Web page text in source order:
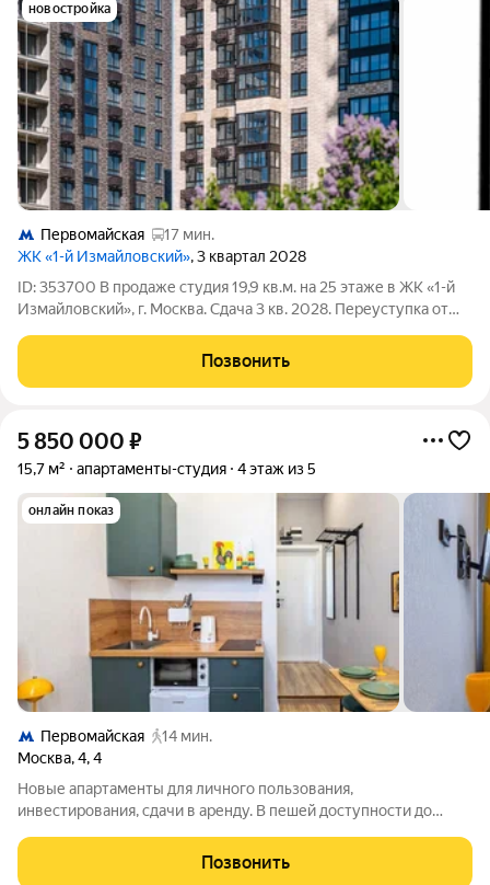
новостройка
Первомайская
17 мин.
ЖК «1-й Измайловский», 3 квартал 2028
ID: 353700 В продаже студия 19,9 кв.м. на 25 этаже в ЖК «1-й
Измайловский», г. Москва. Сдача 3 кв. 2028. Переуступка от
Москвы Монолитно-кирпичная
Позвонить
5 850 000 ₽
15,7 м² апартаменты-студия 4 этаж из 5
онлайн показ
Первомайская
14 мин.
Москва,4,4
Новые апартаменты для личного пользования,
инвестирования, сдачи в аренду. В пешей доступности до
входной группой в помещения-студии.
Позвонить